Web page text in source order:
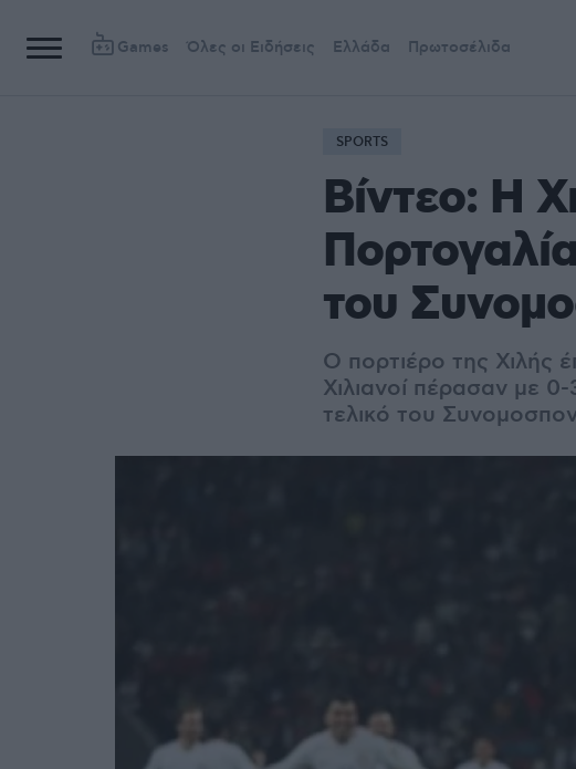
Games Όλες οι Ειδήσεις Ελλάδα Πρωτοσέλιδα
SPORTS
Βίντεο: Η
του
Ο πορτιέρο της Χιλής
Χιλιανοί πέρασαν με
τελικό του